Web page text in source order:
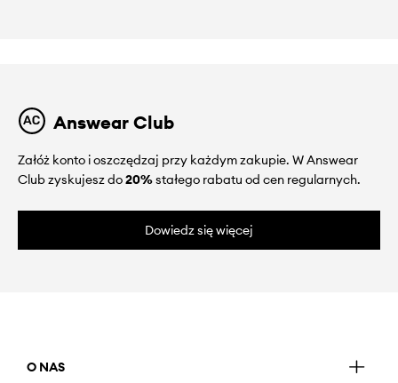
Answear Club
Załóż konto i oszczędzaj przy każdym zakupie. W Answear
Club zyskujesz do20%stałego rabatu od cen regularnych.
Dowiedz się więcej
O NAS